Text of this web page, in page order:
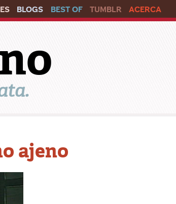
BLOGS BEST OF TUMBLR ACERCA
ajeno